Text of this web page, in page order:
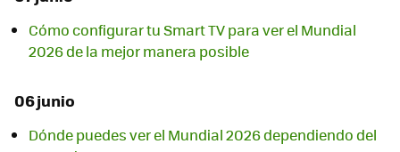
Cómo configurar tu Smart TV para ver el Mundial
2026 de la mejor manera posible
06 junio
Dónde puedes ver el Mundial 2026 dependiendo del